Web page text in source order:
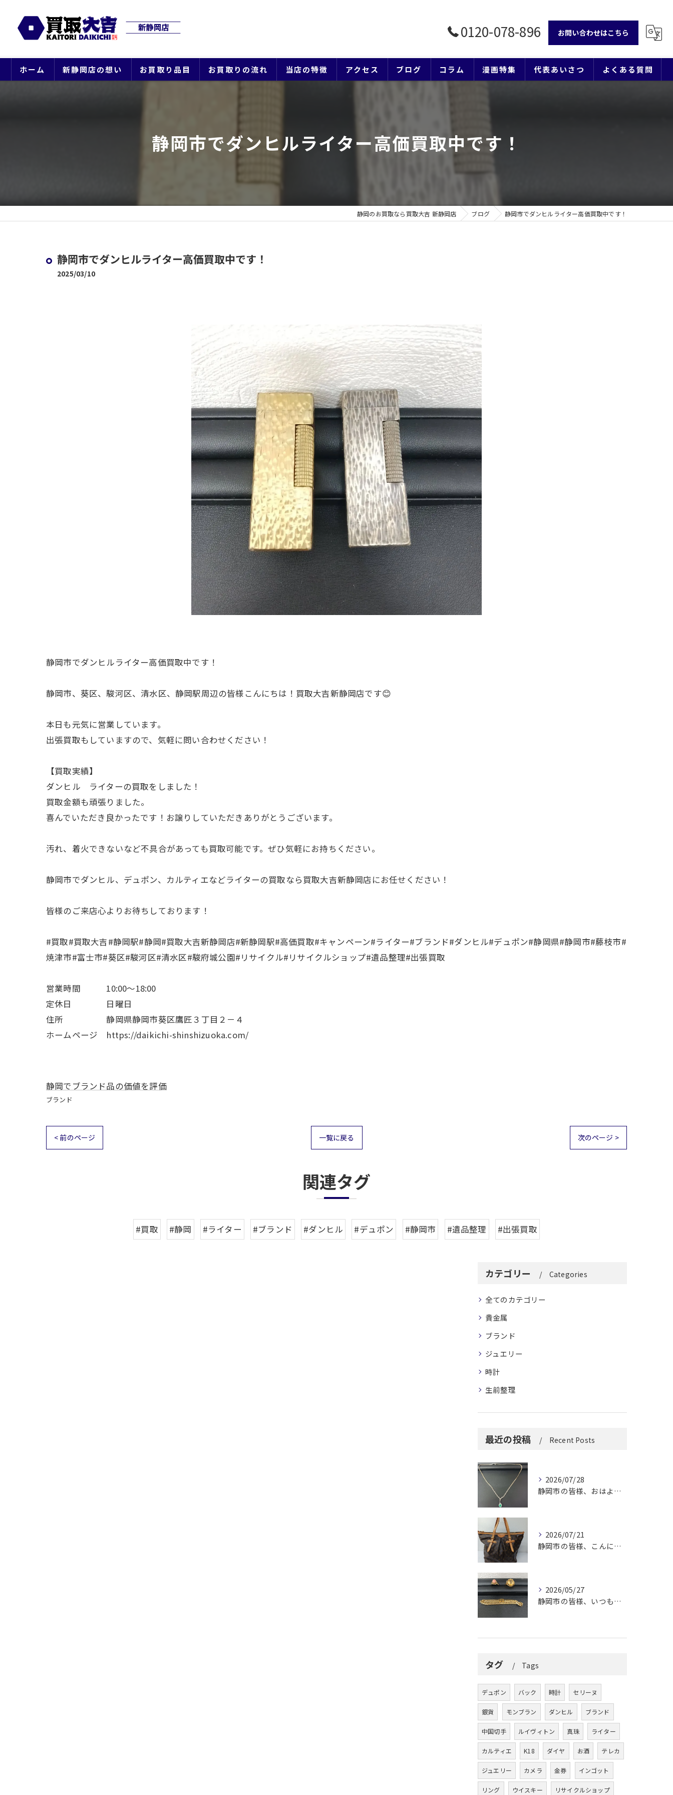
0120-078-896 お問い合わせはこちら
ホーム 新静岡店の想い お買取り品目 お買取りの流れ 当店の特徴
ジュエリー
アクセス ブログ コラム 漫画特集 代表あいさつ よくある質問
静岡市でダンヒルライター高価買取中です！
静岡のお買取なら買取大吉 新静岡店 ブログ 静岡市でダンヒルライター高価買取中です！
静岡市でダンヒルライター高価買取中です！
2025/03/10
静岡市でダンヒルライター高価買取中です！
静岡市、葵区、駿河区、清水区、静岡駅周辺の皆様こんにちは！買取大吉新静岡店です😊
本日も元気に営業しています。
出張買取もしていますので、気軽に問い合わせください！
【買取実績】
ダンヒル ライターの買取をしました！
買取金額も頑張りました。
喜んでいただき良かったです！お譲りしていただきありがとうございます。
汚れ、着火できないなど不具合があっても買取可能です。ぜひ気軽にお持ちください。
静岡市でダンヒル、デュポン、カルティエなどライターの買取なら買取大吉新静岡店にお任せください！
皆様のご来店心よりお待ちしております！
#買取#買取大吉#静岡駅#静岡#買取大吉新静岡店#新静岡駅#高価買取#キャンペーン#ライター#ブランド#ダンヒル#デュポン#静岡県#静岡市#藤枝市#
焼津市#富士市#葵区#駿河区#清水区#駿府城公園#リサイクル#リサイクルショップ#遺品整理#出張買取
営業時間 10:00～18:00
定休日 日曜日
住所 静岡県静岡市葵区鷹匠３丁目２－４
ホームページ https://daikichi-shinshizuoka.com/
静岡でブランド品の価値を評価
ブランド
< 前のページ 一覧に戻る 次のページ >
関連タグ
#買取 #静岡 #ライター #ブランド #ダンヒル #デュポン #静岡市 #遺品整理 #出張買取
カテゴリー Categories
全てのカテゴリー
貴金属
ブランド
ジュエリー
時計
生前整理
最近の投稿 Recent Posts
2026/07/28
静岡市の皆様、おはようございます。
2026/07/21
静岡市の皆様、こんにちは！
2026/05/27
静岡市の皆様、いつも大変お世話になっております。
タグ Tags
デュポン バック 時計 セリーヌ
銀貨 モンブラン ダンヒル ブランド
中国切手 ルイヴィトン 真珠 ライター
カルティエ K18 ダイヤ お酒 テレカ
ジュエリー カメラ 金券 インゴット
リング ウイスキー リサイクルショップ